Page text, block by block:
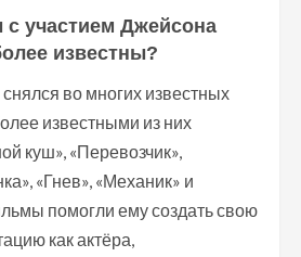
участием Джейсона
известны?
во многих известных
известными из них
куш», «Перевозчик»,
«Гнев», «Механик» и
помогли ему создать свою
как актёра,